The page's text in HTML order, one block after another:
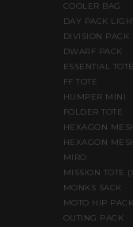
COOLER BAG
DAY PACK
DIVISION PACK
DWARF PACK
ESSENTIAL TOTE
FF TOTE
HUMPER MINI
FOLDER TOTE
HEXAGON
HEXAGON
MIRO
MISSION TOTE
MONKS SACK
MOTO HIP PACK
OUTING PACK